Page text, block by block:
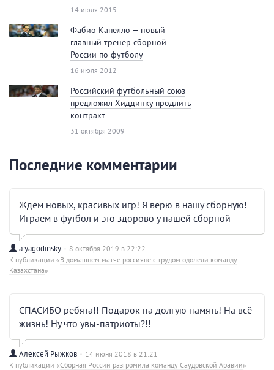
14 июля 2015
Фабио Капелло — новый
главный тренер сборной
России по футболу
16 июля 2012
Российский футбольный союз
предложил Хиддинку продлить
контракт
31 октября 2009
Последние комментарии
Ждём новых, красивых игр! Я верю в нашу сборную!
Играем в футбол и это здорово у нашей сборной
a.yagodinsky
8 октября 2019 в 22:22
К публикации «В домашнем матче россияне с трудом одолели команду
Казахстана»
СПАСИБО ребята!! Подарок на долгую память! На всё
жизнь! Ну что увы-патриоты?!!
Алексей Рыжков
14 июня 2018 в 21:21
К публикации «Сборная России разгромила команду Саудовской Аравии»